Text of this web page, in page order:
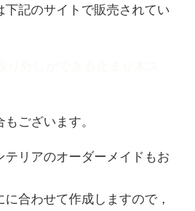
下記のサイトで販売されてい
ございます。
テリアのオーダーメイドもお
合わせて作成しますので，